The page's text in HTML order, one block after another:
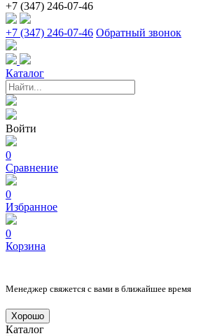
+7 (347) 246-07-46
+7 (347) 246-07-46 Обратный звонок
Каталог
Войти
0
Сравнение
0
Избранное
0
Корзина
Менеджер свяжется с вами в ближайшее время
Хорошо
Каталог